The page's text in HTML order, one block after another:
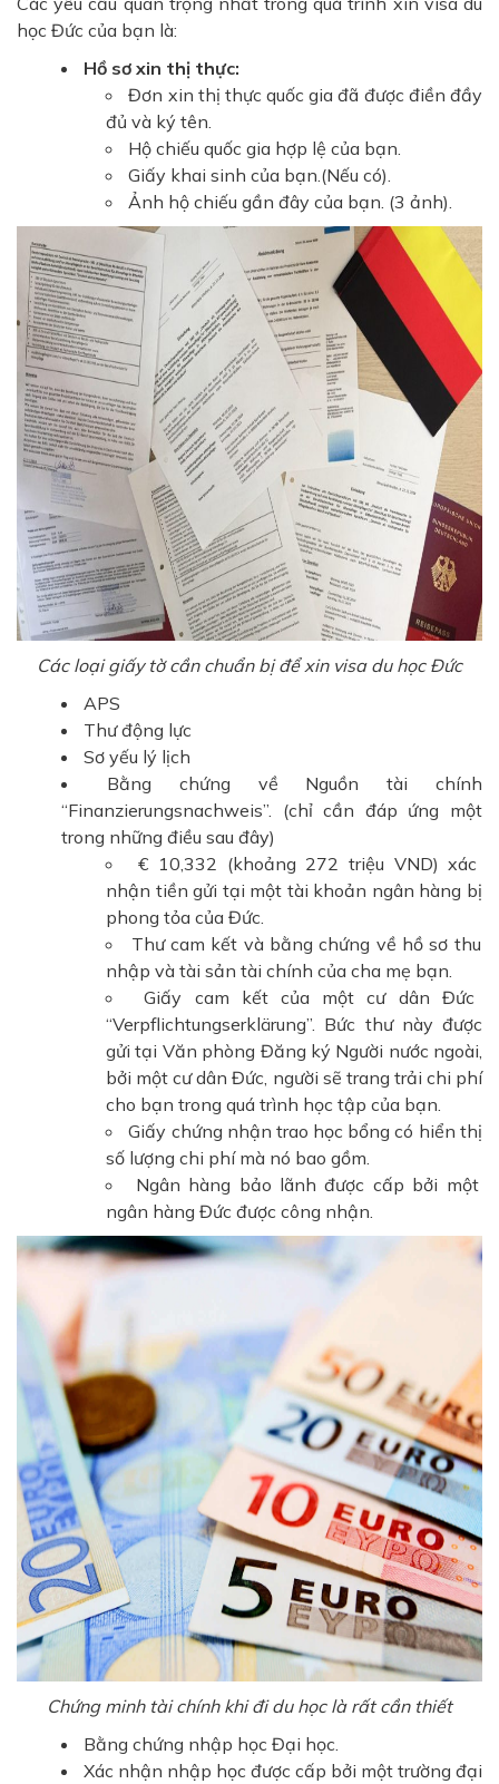
học Đức của bạn là:
Hồ sơ xin thị thực:
Đơn xin thị thực quốc gia đã được điền đầy
đủ và ký tên.
Hộ chiếu quốc gia hợp lệ của bạn.
Giấy khai sinh của bạn.(Nếu có).
Ảnh hộ chiếu gần đây của bạn. (3 ảnh).
Các loại giấy tờ cần chuẩn bị để xin visa du học Đức
APS
Thư động lực
Sơ yếu lý lịch
Bằng chứng về Nguồn tài chính
“Finanzierungsnachweis”. (chỉ cần đáp ứng một
trong những điều sau đây)
€ 10,332 (khoảng 272 triệu VND) xác
nhận tiền gửi tại một tài khoản ngân hàng bị
phong tỏa của Đức.
Thư cam kết và bằng chứng về hồ sơ thu
nhập và tài sản tài chính của cha mẹ bạn.
Giấy cam kết của một cư dân Đức
“Verpflichtungserklärung”. Bức thư này được
gửi tại Văn phòng Đăng ký Người nước ngoài,
bởi một cư dân Đức, người sẽ trang trải chi phí
cho bạn trong quá trình học tập của bạn.
Giấy chứng nhận trao học bổng có hiển thị
số lượng chi phí mà nó bao gồm.
Ngân hàng bảo lãnh được cấp bởi một
ngân hàng Đức được công nhận.
Chứng minh tài chính khi đi du học là rất cần thiết
Bằng chứng nhập học Đại học.
Xác nhận nhập học được cấp bởi một trường đại